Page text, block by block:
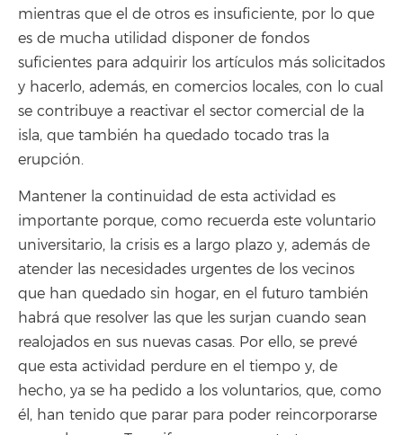
mientras que el de otros es insuficiente, por lo que
es de mucha utilidad disponer de fondos
suficientes para adquirir los artículos más solicitados
y hacerlo, además, en comercios locales, con lo cual
se contribuye a reactivar el sector comercial de la
isla, que también ha quedado tocado tras la
erupción.
Mantener la continuidad de esta actividad es
importante porque, como recuerda este voluntario
universitario, la crisis es a largo plazo y, además de
atender las necesidades urgentes de los vecinos
que han quedado sin hogar, en el futuro también
habrá que resolver las que les surjan cuando sean
realojados en sus nuevas casas. Por ello, se prevé
que esta actividad perdure en el tiempo y, de
hecho, ya se ha pedido a los voluntarios, que, como
él, han tenido que parar para poder reincorporarse